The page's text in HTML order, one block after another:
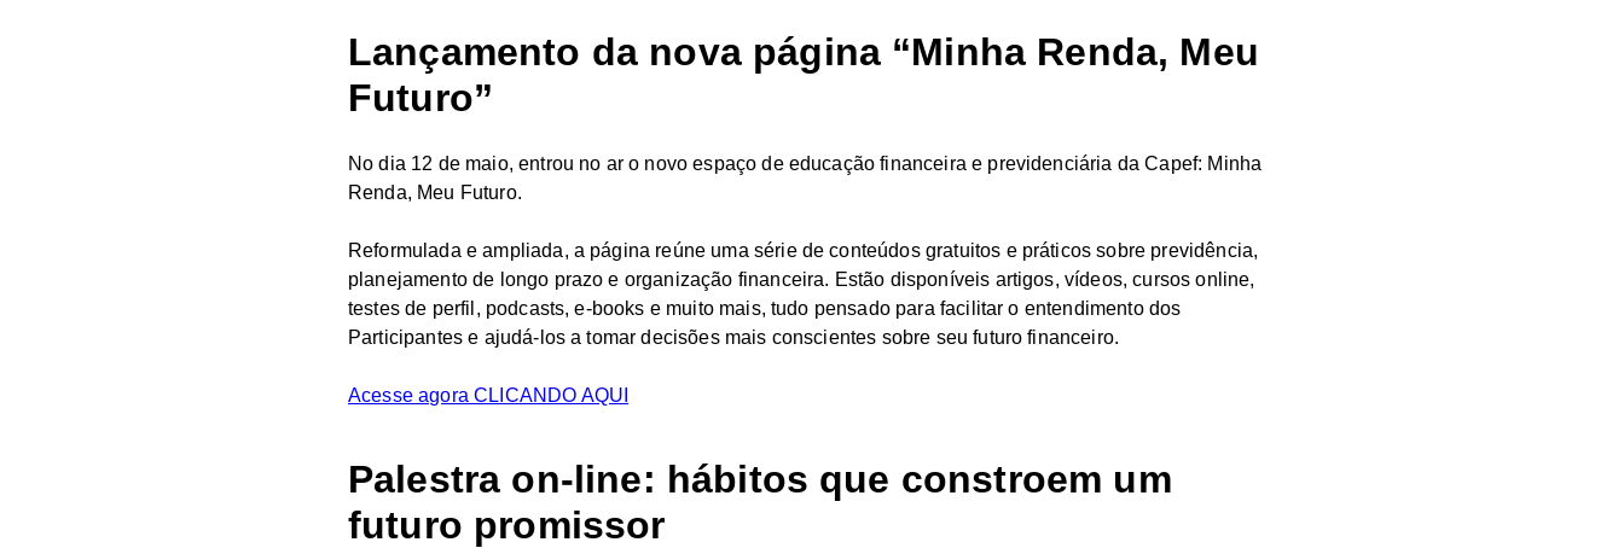
Lançamento da nova página “Minha Renda, Meu
Futuro”
No dia 12 de maio, entrou no ar o novo espaço de educação financeira e previdenciária da Capef: Minha
Renda, Meu Futuro.
Reformulada e ampliada, a página reúne uma série de conteúdos gratuitos e práticos sobre previdência,
planejamento de longo prazo e organização financeira. Estão disponíveis artigos, vídeos, cursos online,
testes de perfil, podcasts, e-books e muito mais, tudo pensado para facilitar o entendimento dos
Participantes e ajudá-los a tomar decisões mais conscientes sobre seu futuro financeiro.
Acesse agora CLICANDO AQUI
Palestra on-line: hábitos que constroem um
futuro promissor